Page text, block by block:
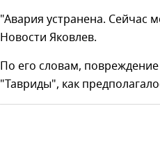
"Авария устранена. Сейчас
Новости Яковлев.
По его словам,
"Тавриды", как